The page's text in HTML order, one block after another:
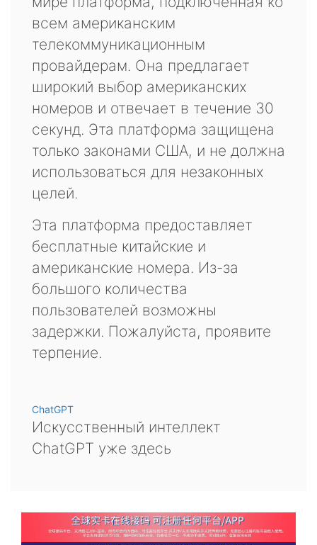
всем американским
телекоммуникационным
провайдерам. Она предлагает
широкий выбор американских
номеров и отвечает в течение 30
секунд. Эта платформа защищена
только законами США, и не должна
использоваться для незаконных
целей.
Эта платформа предоставляет
бесплатные китайские и
американские номера. Из-за
большого количества
пользователей возможны
задержки. Пожалуйста, проявите
терпение.
ChatGPT
Искусственный интеллект
ChatGPT уже здесь